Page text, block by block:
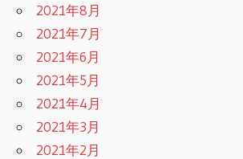
2021年8月
2021年7月
2021年6月
2021年5月
2021年4月
2021年3月
2021年2月